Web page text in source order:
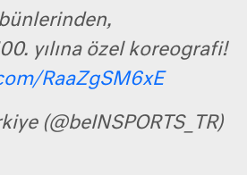
yılına özel koreografi!
RaaZgSM6xE
(@beINSPORTS_TR)